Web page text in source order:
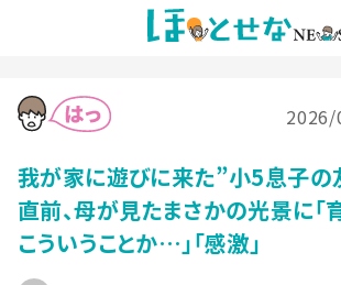
我が家に遊びに来た”小5息子
直前、母が見たまさかの光景に「
こういうことか…」「感激」